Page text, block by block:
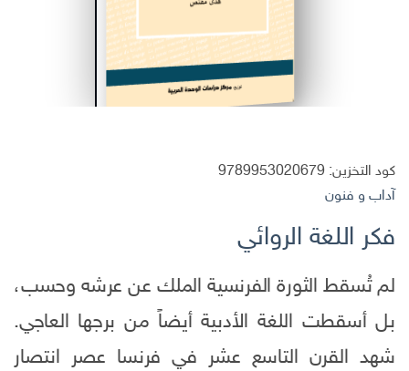
كود التخزين: 9789953020679
آداب و فنون
فكر اللغة الروائي
لم تُسقط الثورة الفرنسية الملك عن عرشه وحسب،
بل أسقطت اللغة الأدبية أيضاً من برجها العاجي.
شهد القرن التاسع عشر في فرنسا عصر انتصار